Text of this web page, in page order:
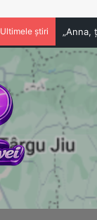
Ultimele știri